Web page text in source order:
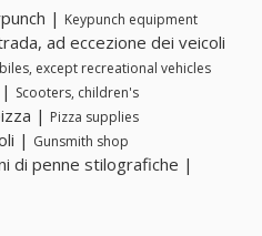
| Keypunch equipment
ad eccezione dei veicoli
except recreational vehicles
Scooters, children's
| Pizza supplies
| Gunsmith shop
di penne stilografiche |